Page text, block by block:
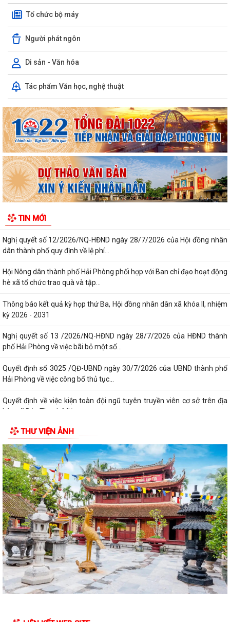
Tổ chức bộ máy
Người phát ngôn
Di sản - Văn hóa
Tác phẩm Văn học, nghệ thuật
TIN MỚI
nghiệp và Môi trường Quy định về xử...
Quyết định số 3091/QĐ-UBND ngày 05/8/2026 của Chủ tịch UBND
thành phố về việc công bố thủ tục hành...
Quyết định số 3039/QĐ-UBND ngày 31/7/2026 của Chủ tịch UBND
thành phố về việc công bố danh mục thủ...
Công văn triển khai thực hiện Nghị định số 281/2026/NĐ-CP ngày
13/7/2026 của Chính phủ và Văn bản...
mạng thông tin di động công...
Nghị quyết số 12/2026/NQ-HĐND ngày 28/7/2026 của Hội đồng nhân
dân thành phố quy định về lệ phí...
Hội Nông dân thành phố Hải Phòng phối hợp với Ban chỉ đạo hoạt động
hè xã tổ chức trao quà và tập...
Thông báo kết quả kỳ họp thứ Ba, Hội đồng nhân dân xã khóa II, nhiệm
kỳ 2026 - 2031
Nghị quyết số 13 /2026/NQ-HĐND ngày 28/7/2026 của HĐND thành
phố Hải Phòng về việc bãi bỏ một số...
Quyết định số 3025 /QĐ-UBND ngày 30/7/2026 của UBND thành phố
Hải Phòng về việc công bố thủ tục...
Quyết định về việc kiện toàn đội ngũ tuyên truyền viên cơ sở trên địa
bàn xã Bắc Thanh Miện
Kế hoạch triển khai thực hiện Quyết định số 61/2026/QĐ-UBND ngày
22/07/2026 của UBND thành phố Hải...
Quyết định số 2944/QĐ-UBND ngày 27/07/2026 của Ủy ban nhân dân
Thành phố về việc công bố thủ tục...
Thông báo về việc công bố thủ tục hành chính nội bộ mới ban hành
thuộc phạm vi chức năng quản lý...
Không thu lệ phí đăng ký kinh doanh đối với hộ kinh doanh, hợp tác xã,
Liên hiệp Hợp tác xã
Bộ Chính trị quyết định đổi tên Ban Tuyên giáo và Dân vận Trung ương
thành Ban Tuyên giáo Trung...
UBND xã Bắc Thanh Miện tổ chức Hội nghị công bố các Quyết định về
THƯ VIỆN ẢNH